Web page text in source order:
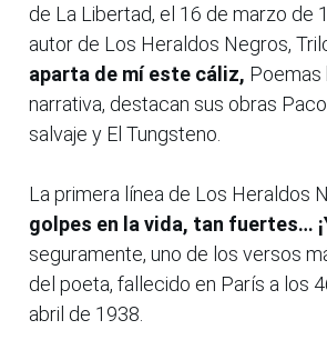
de La Libertad, el 16 de marzo de
autor de Los Heraldos Negros,
aparta de mí este cáliz, Poemas
narrativa, destacan sus obras
salvaje y El Tungsteno.
La primera línea de Los Heraldos
golpes en la vida, tan fuertes…
seguramente, uno de los versos
del poeta, fallecido en París a los
abril de 1938.